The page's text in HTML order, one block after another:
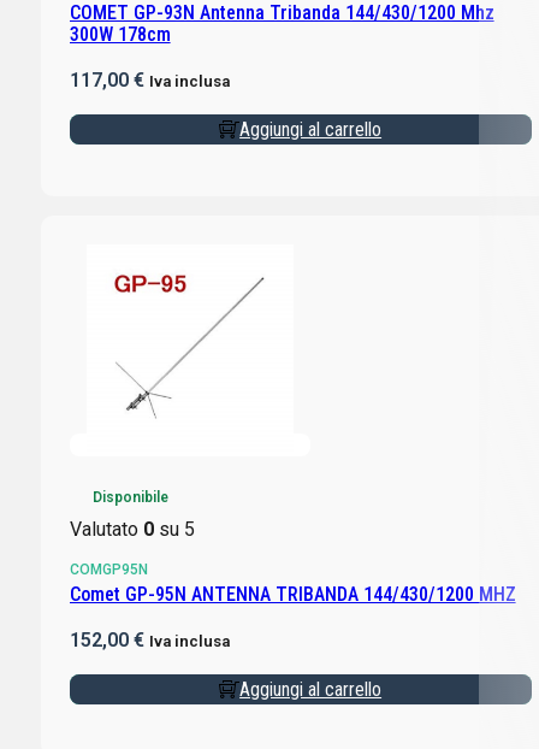
COMET GP-93N Antenna Tribanda 144/430/1200 Mhz
300W 178cm
117,00 € Iva inclusa
Aggiungi al carrello
Disponibile
Valutato 0su 5
COMGP95N
Comet GP-95N ANTENNA TRIBANDA 144/430/1200 MHZ
152,00 € Iva inclusa
Aggiungi al carrello